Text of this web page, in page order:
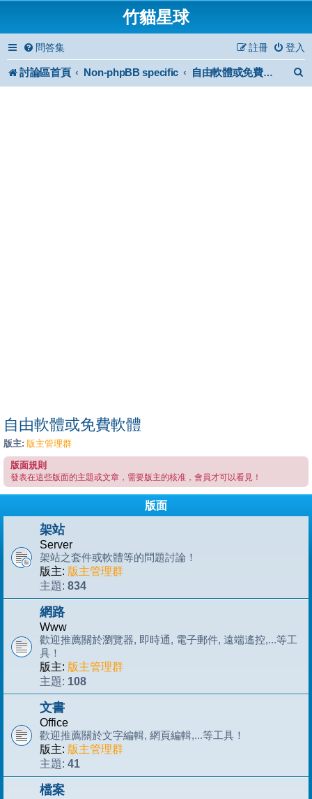
竹貓星球
問答集 登入
註冊
討論區首頁 Non-phpBB specific 自由軟體或免費軟體
自由軟體或免費軟體
版主: 版主管理群
版面規則
發表在這些版面的主題或文章，需要版主的核准，會員才可以看見！
版面
架站
Server
架站之套件或軟體等的問題討論！
版主: 版主管理群
主題: 834
網路
Www
歡迎推薦關於瀏覽器, 即時通, 電子郵件, 遠端遙控,...等工
具！
版主: 版主管理群
主題: 108
文書
Office
歡迎推薦關於文字編輯, 網頁編輯,...等工具！
版主: 版主管理群
主題: 41
檔案